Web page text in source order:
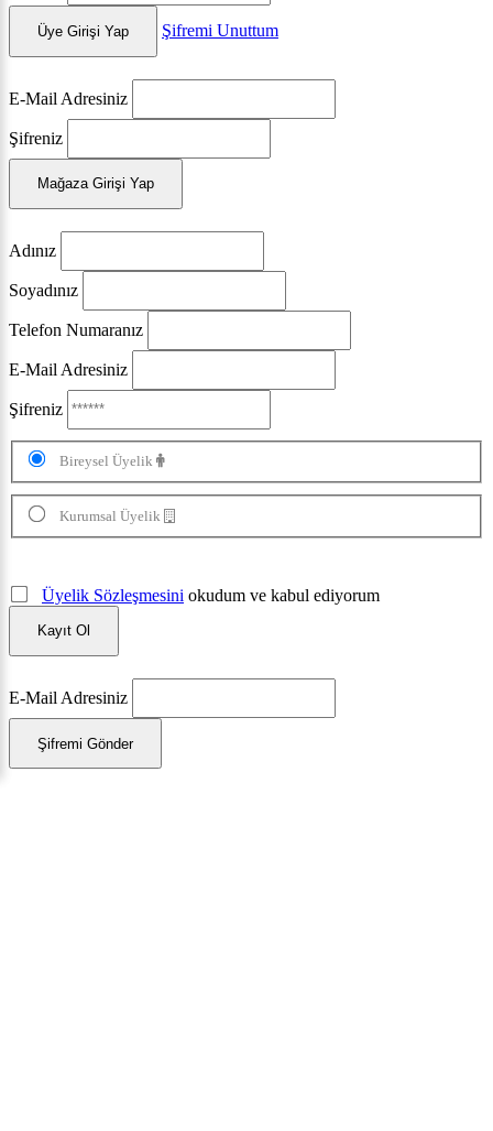
Üye Girişi Yap Şifremi Unuttum
E-Mail Adresiniz
Şifreniz
Mağaza Girişi Yap
Adınız
Soyadınız
Telefon Numaranız
E-Mail Adresiniz
Şifreniz
Bireysel Üyelik
Kurumsal Üyelik
Üyelik Sözleşmesini okudum ve kabul ediyorum
Kayıt Ol
E-Mail Adresiniz
Şifremi Gönder